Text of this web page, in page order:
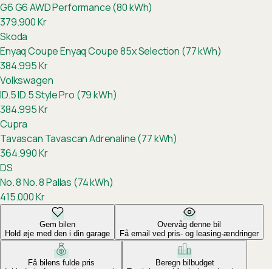
G6G6 AWD Performance (80 kWh)
379.900Kr
Skoda
Enyaq CoupeEnyaq Coupe 85x Selection (77 kWh)
384.995Kr
Volkswagen
ID.5ID.5 Style Pro (79 kWh)
384.995Kr
Cupra
Tavascan Tavascan Adrenaline (77 kWh)
364.990Kr
DS
No. 8No. 8 Pallas (74 kWh)
415.000Kr
Gem bilen
Hold øje med den i din garage
Overvåg denne bil
Få email ved pris- og leasing-ændringer
Få bilens fulde pris
Beregn bilbudget